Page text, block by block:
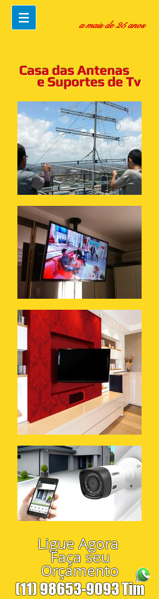
a mais de 25 anos
Casa das Antenas
e Suportes de Tv
Ligue Agora
Faça seu
Orçamento
(11) 98653-9093Tim